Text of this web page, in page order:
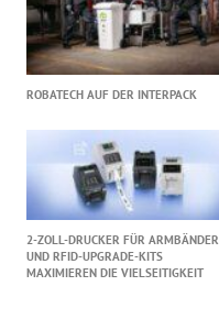
ROBATECH AUF DER INTERPACK
2-ZOLL-DRUCKER FÜR ARMBÄNDER
UND RFID-UPGRADE-KITS
MAXIMIEREN DIE VIELSEITIGKEIT